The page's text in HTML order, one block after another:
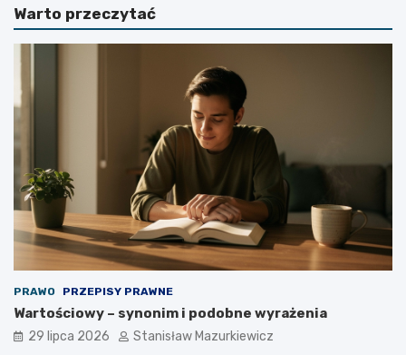
Warto przeczytać
PRAWO PRZEPISY PRAWNE
Wartościowy – synonim i podobne wyrażenia
29 lipca 2026 Stanisław Mazurkiewicz